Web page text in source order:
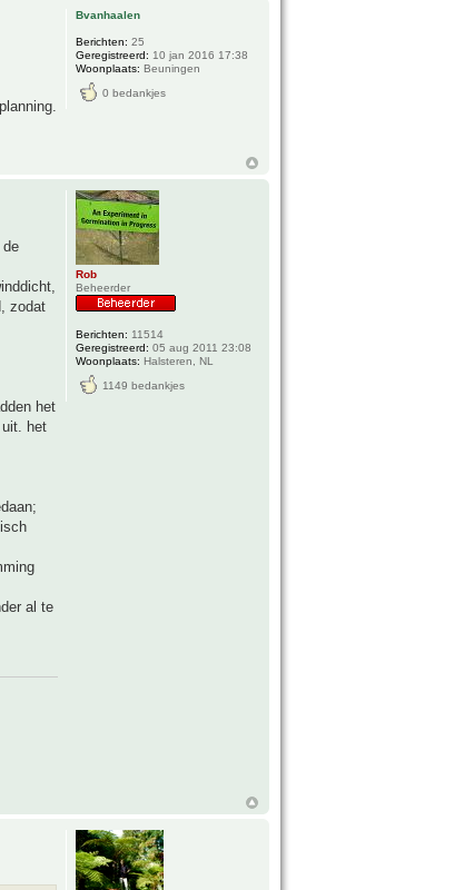
Bvanhaalen
Berichten: 25
Geregistreerd: 10 jan 2016 17:38
Woonplaats: Beuningen
0 bedankjes
de
zodat
het
het
al te
Rob
Beheerder
Berichten: 11514
Geregistreerd: 05 aug 2011 23:08
Woonplaats: Halsteren, NL
1149 bedankjes